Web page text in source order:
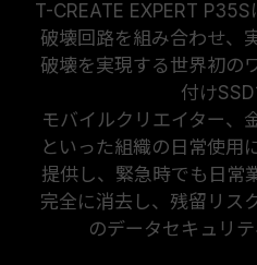
T-CREATE EXPERT
破壊回路を組み合わせ、
破壊を実現する世界初の
付けSSD
モバイルクリエイター、
といった組織の日常使用
提供し、緊急時でも日常
完全に消去し、残留リス
のデータセキュリテ